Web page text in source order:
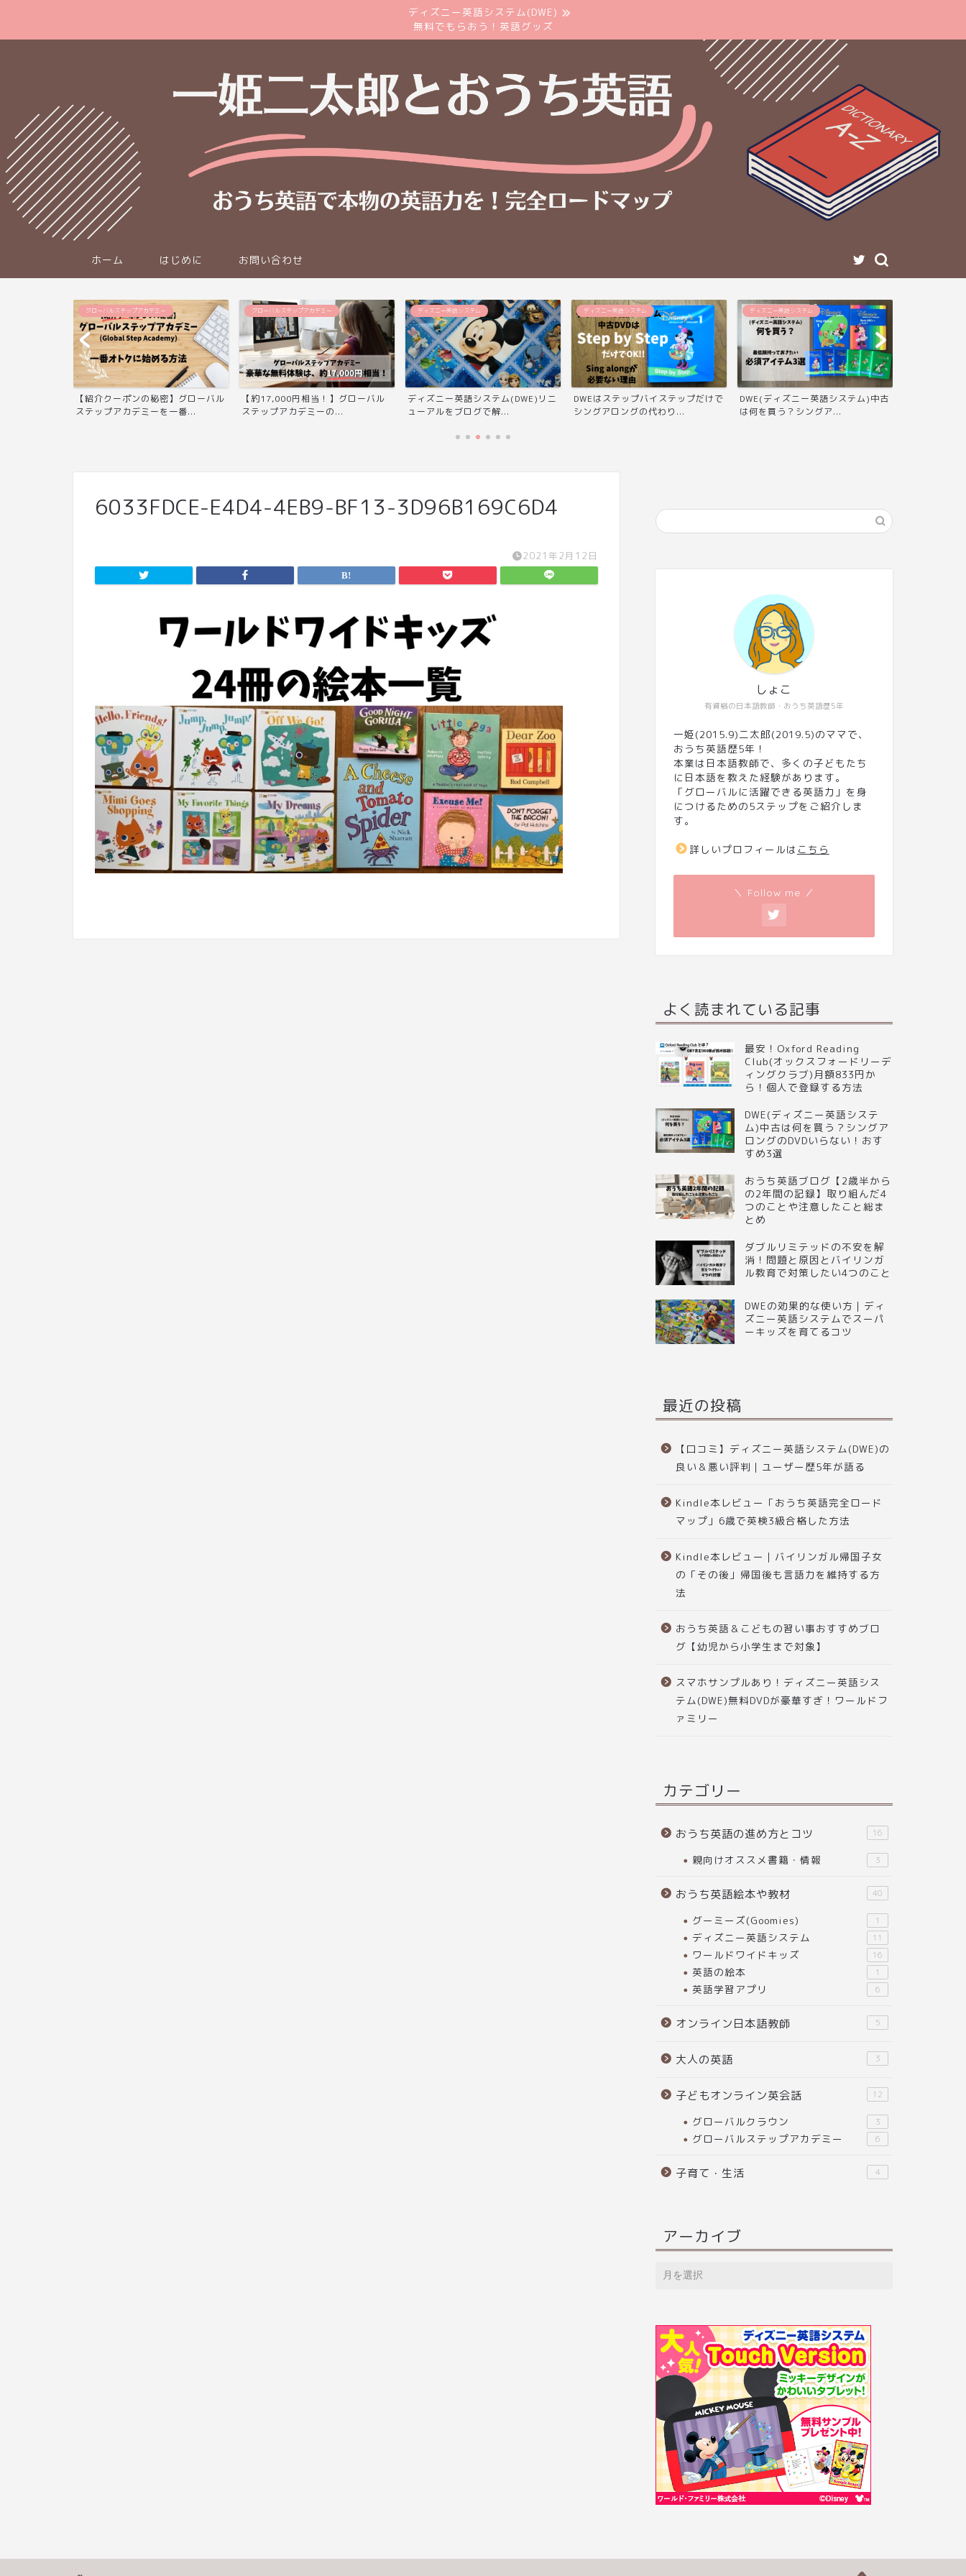
ディズニー英語システム(DWE)
無料でもらおう！英語グッズ
ホーム はじめに お問い合わせ
グローバルステップアカデミー
【紹介クーポンの秘密】グローバル
ステップアカデミーを一番...
グローバルステップアカデミー
【約17,000円相当！】グローバル
ステップアカデミーの...
ディズニー英語システム
ディズニー英語システム(DWE)リニ
ューアルをブログで解...
ディズニー英語システム
DWEはステップバイステップだけで
シングアロングの代わり...
ディズニー英語システム
DWE(ディズニー英語システム)中古
は何を買う？シングア...
6033FDCE-E4D4-4EB9-BF13-3D96B169C6D4
2021年2月12日
有資格の日本語教師・おうち英語歴5年
しょこ
一姫(2015.9)二太郎(2019.5)のママで、
おうち英語歴5年！
本業は日本語教師で、多くの子どもたち
に日本語を教えた経験があります。
「グローバルに活躍できる英語力」を身
につけるための5ステップをご紹介しま
す。
詳しいプロフィールは こちら
＼ Follow me ／
よく読まれている記事
最安！Oxford Reading
Club(オックスフォードリーデ
ィングクラブ)月額833円か
ら！個人で登録する方法
DWE(ディズニー英語システ
ム)中古は何を買う？シングア
ロングのDVDいらない！おす
すめ3選
おうち英語ブログ【2歳半から
の2年間の記録】取り組んだ4
つのことや注意したこと総ま
とめ
ダブルリミテッドの不安を解
消！問題と原因とバイリンガ
ル教育で対策したい4つのこと
DWEの効果的な使い方｜ディ
ズニー英語システムでスーパ
ーキッズを育てるコツ
最近の投稿
【口コミ】ディズニー英語システム(DWE)の
良い＆悪い評判｜ユーザー歴5年が語る
Kindle本レビュー「おうち英語完全ロード
マップ」6歳で英検3級合格した方法
Kindle本レビュー｜バイリンガル帰国子女
の「その後」帰国後も言語力を維持する方
法
おうち英語＆こどもの習い事おすすめブロ
グ【幼児から小学生まで対象】
スマホサンプルあり！ディズニー英語シス
テム(DWE)無料DVDが豪華すぎ！ワールドフ
ァミリー
カテゴリー
おうち英語の進め方とコツ 16
親向けオススメ書籍・情報 3
おうち英語絵本や教材 40
グーミーズ(Goomies) 1
ディズニー英語システム 11
ワールドワイドキッズ 16
英語の絵本 1
英語学習アプリ 6
オンライン日本語教師 5
大人の英語 3
子どもオンライン英会話 12
グローバルクラウン 3
グローバルステップアカデミー 6
子育て・生活 4
アーカイブ